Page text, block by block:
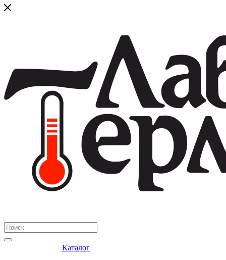
Каталог